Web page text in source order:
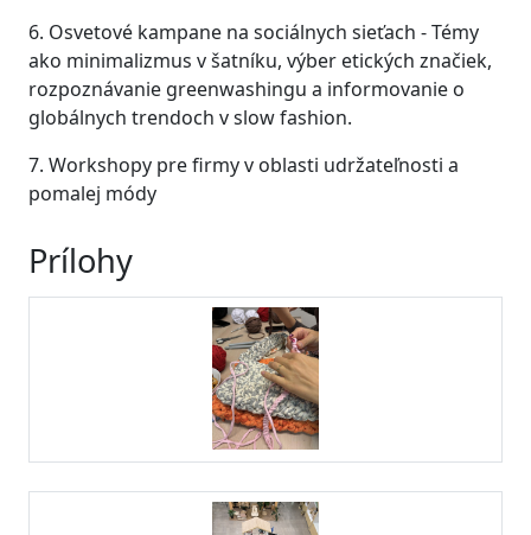
6. Osvetové kampane na sociálnych sieťach - Témy
ako minimalizmus v šatníku, výber etických značiek,
rozpoznávanie greenwashingu a informovanie o
globálnych trendoch v slow fashion.
7. Workshopy pre firmy v oblasti udržateľnosti a
pomalej módy
Prílohy